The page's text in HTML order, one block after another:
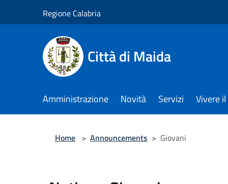
Regione Calabria
Città di Maida
Amministrazione Novità Servizi Vivere
Home > Announcements > Giovani